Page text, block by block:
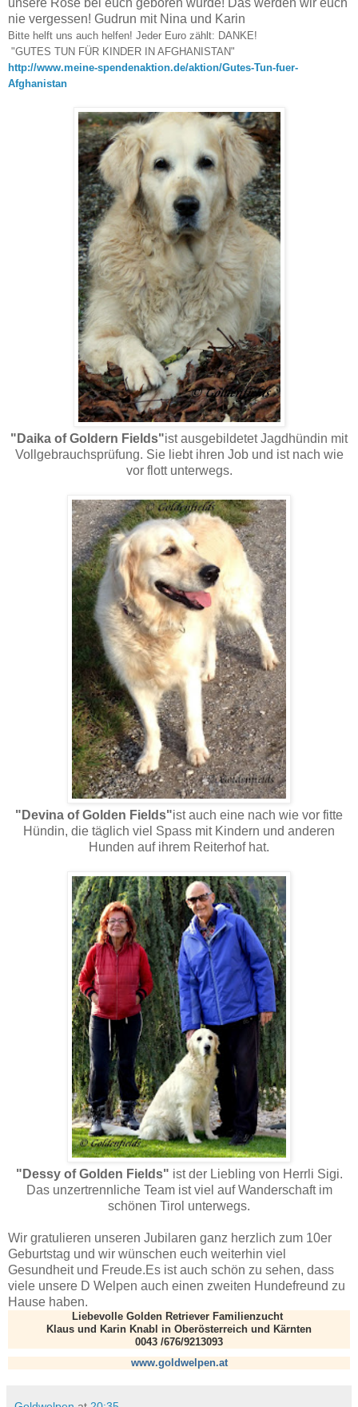
nie vergessen! Gudrun mit Nina und Karin
Bitte helft uns auch helfen! Jeder Euro zählt: DANKE!
"GUTES TUN FÜR KINDER IN AFGHANISTAN"
http://www.meine-spendenaktion.de/aktion/Gutes-Tun-fuer-
Afghanistan
"Daika of Goldern Fields"ist ausgebildetet Jagdhündin mit
Vollgebrauchsprüfung. Sie liebt ihren Job und ist nach wie
vor flott unterwegs.
"Devina of Golden Fields"ist auch eine nach wie vor fitte
Hündin, die täglich viel Spass mit Kindern und anderen
Hunden auf ihrem Reiterhof hat.
"Dessy of Golden Fields" ist der Liebling von Herrli Sigi.
Das unzertrennliche Team ist viel auf Wanderschaft im
schönen Tirol unterwegs.
Wir gratulieren unseren Jubilaren ganz herzlich zum 10er
Geburtstag und wir wünschen euch weiterhin viel
Gesundheit und Freude.Es ist auch schön zu sehen, dass
viele unsere D Welpen auch einen zweiten Hundefreund zu
Hause haben.
Liebevolle Golden Retriever Familienzucht
Klaus und Karin Knabl in Oberösterreich und Kärnten
0043 /676/9213093
www.goldwelpen.at